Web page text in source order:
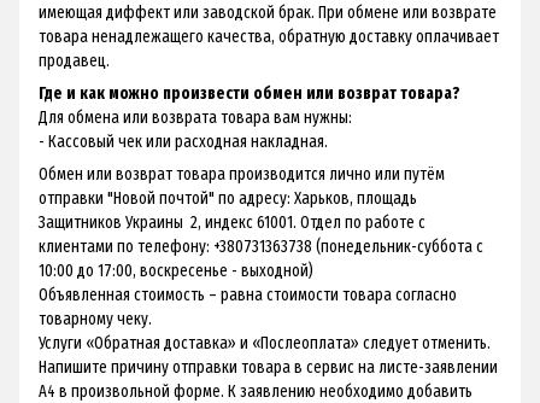
имеющая диффект или заводской брак. При обмене или возврате
товара ненадлежащего качества, обратную доставку оплачивает
продавец.
Где и как можно произвести обмен или возврат товара?
Для обмена или возврата товара вам нужны:
- Кассовый чек или расходная накладная.
Обмен или возврат товара производится лично или путём
отправки "Новой почтой" по адресу: Харьков, площадь
Защитников Украины 2, индекс 61001. Отдел по работе с
клиентами по телефону: +380731363738 (понедельник-суббота с
10:00 до 17:00, воскресенье - выходной)
Объявленная стоимость – равна стоимости товара согласно
товарному чеку.
Услуги «Обратная доставка» и «Послеоплата» следует отменить.
Напишите причину отправки товара в сервис на листе-заявлении
А4 в произвольной форме. К заявлению необходимо добавить